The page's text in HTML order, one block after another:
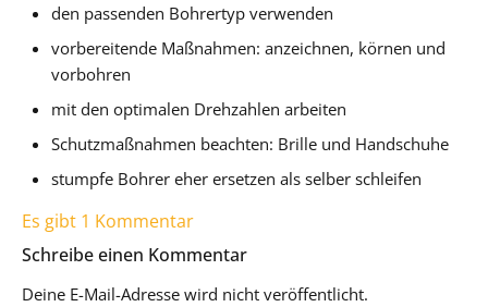
den passenden Bohrertyp verwenden
vorbereitende Maßnahmen: anzeichnen, körnen und
vorbohren
mit den optimalen Drehzahlen arbeiten
Schutzmaßnahmen beachten: Brille und Handschuhe
stumpfe Bohrer eher ersetzen als selber schleifen
Es gibt 1 Kommentar
Schreibe einen Kommentar
Deine E-Mail-Adresse wird nicht veröffentlicht.